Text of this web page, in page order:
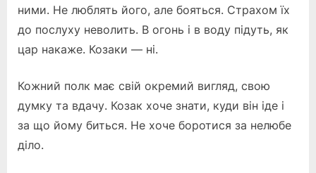
ними. Не люблять його, але бояться. Страхом їх
до послуху неволить. В огонь і в воду підуть, як
цар накаже. Козаки — ні.
Кожний полк має свій окремий вигляд, свою
думку та вдачу. Козак хоче знати, куди він іде і
за що йому биться. Не хоче боротися за нелюбе
діло.